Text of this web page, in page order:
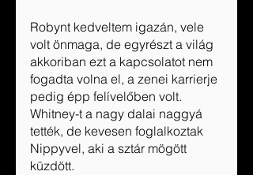
Robynt kedveltem igazán, vele
volt önmaga, de egyrészt a világ
akkoriban ezt a kapcsolatot nem
fogadta volna el, a zenei karrierje
pedig épp felívelőben volt.
Whitney-t a nagy dalai naggyá
tették, de kevesen foglalkoztak
Nippyvel, aki a sztár mögött
küzdött.